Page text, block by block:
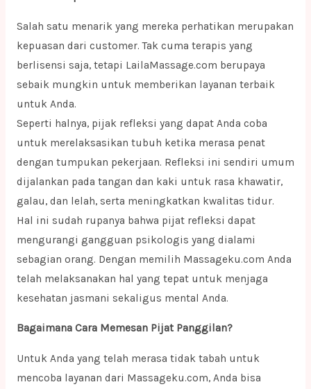
Salah satu menarik yang mereka perhatikan merupakan
kepuasan dari customer. Tak cuma terapis yang
berlisensi saja, tetapi LailaMassage.com berupaya
sebaik mungkin untuk memberikan layanan terbaik
untuk Anda.
Seperti halnya, pijak refleksi yang dapat Anda coba
untuk merelaksasikan tubuh ketika merasa penat
dengan tumpukan pekerjaan. Refleksi ini sendiri umum
dijalankan pada tangan dan kaki untuk rasa khawatir,
galau, dan lelah, serta meningkatkan kwalitas tidur.
Hal ini sudah rupanya bahwa pijat refleksi dapat
mengurangi gangguan psikologis yang dialami
sebagian orang. Dengan memilih Massageku.com Anda
telah melaksanakan hal yang tepat untuk menjaga
kesehatan jasmani sekaligus mental Anda.
Bagaimana Cara Memesan Pijat Panggilan?
Untuk Anda yang telah merasa tidak tabah untuk
mencoba layanan dari Massageku.com, Anda bisa